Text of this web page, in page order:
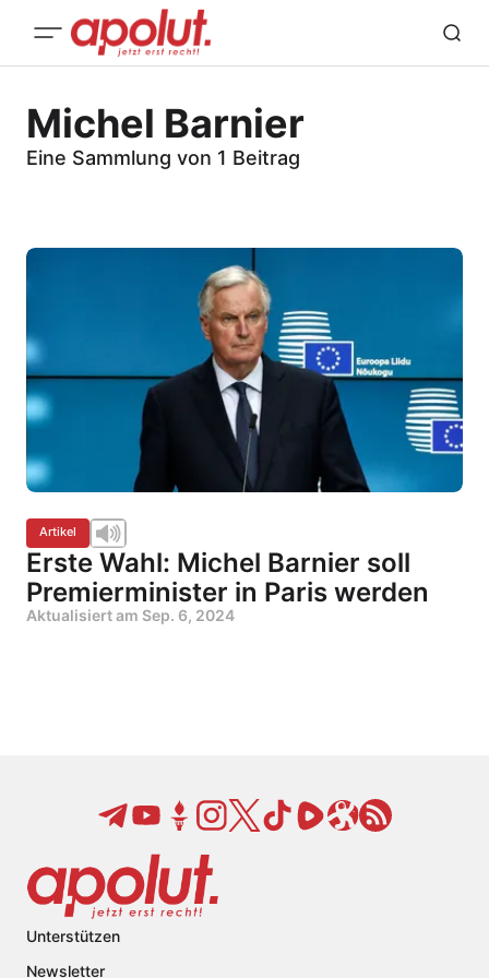
Michel Barnier
Eine Sammlung von 1 Beitrag
Artikel
Erste Wahl: Michel Barnier soll
Premierminister in Paris werden
Aktualisiert am Sep. 6, 2024
Unterstützen
Newsletter